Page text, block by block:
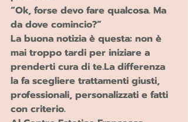
“Ok, forse devo fare qualcosa. Ma
da dove comincio?”
La buona notizia è questa: non è
mai troppo tardi per iniziare a
prenderti cura di te.La differenza
la fa scegliere trattamenti giusti,
professionali, personalizzati e fatti
con criterio.